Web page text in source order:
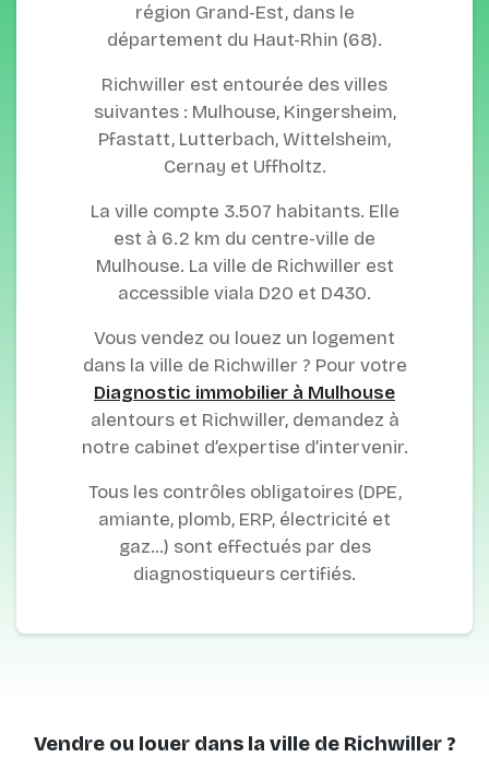
région Grand-Est, dans le
département du Haut-Rhin (68).
Richwiller est entourée des villes
suivantes : Mulhouse, Kingersheim,
Pfastatt, Lutterbach, Wittelsheim,
Cernay et Uffholtz.
La ville compte 3.507 habitants. Elle
est à 6.2 km du centre-ville de
Mulhouse. La ville de Richwiller est
accessible viala D20 et D430.
Vous vendez ou louez un logement
dans la ville de Richwiller ? Pour votre
Diagnostic immobilier à Mulhouse
alentours et Richwiller, demandez à
notre cabinet d’expertise d’intervenir.
Tous les contrôles obligatoires (DPE,
amiante, plomb, ERP, électricité et
gaz…) sont effectués par des
diagnostiqueurs certifiés.
Vendre ou louer dans la ville de Richwiller ?